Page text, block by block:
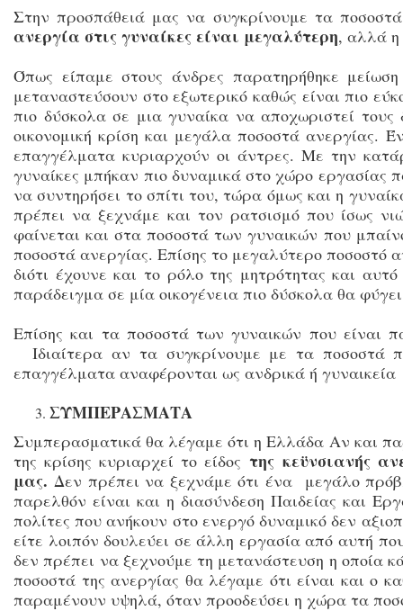
Στην προσπάθειά μας να συγκρίνουμε τα
ανεργία στις γυναίκες είναι μεγαλύτερη, αλλά
Όπως είπαμε στους άνδρες παρατηρήθηκε
μεταναστεύσουν στο εξωτερικό καθώς είναι πιο
πιο δύσκολα σε μια γυναίκα να αποχωριστεί τους
οικονομική κρίση και μεγάλα ποσοστά ανεργίας.
επαγγέλματα κυριαρχούν οι άντρες. Με την
γυναίκες μπήκαν πιο δυναμικά στο χώρο εργασίας
να συντηρήσει το σπίτι του, τώρα όμως και η
πρέπει να ξεχνάμε και τον ρατσισμό που ίσως
φαίνεται και στα ποσοστά των γυναικών που
ποσοστά ανεργίας. Επίσης το μεγαλύτερο ποσοστό
διότι έχουνε και το ρόλο της μητρότητας και
παράδειγμα σε μία οικογένεια πιο δύσκολα θα
Επίσης και τα ποσοστά των γυναικών που είναι
Ιδιαίτερα αν τα συγκρίνουμε με τα ποσοστά
επαγγέλματα αναφέρονται ως ανδρικά ή γυναικεία
ΣΥΜΠΕΡΑΣΜΑΤΑ
Συμπερασματικά θα λέγαμε ότι η Ελλάδα Αν και
της κρίσης κυριαρχεί το είδος της κεϋνσιανής
μας. Δεν πρέπει να ξεχνάμε ότι ένα μεγάλο
παρελθόν είναι και η διασύνδεση Παιδείας και
πολίτες που ανήκουν στο ενεργό δυναμικό δεν
είτε λοιπόν δουλεύει σε άλλη εργασία από αυτή
δεν πρέπει να ξεχνούμε τη μετανάστευση η οποία
ποσοστά της ανεργίας θα λέγαμε ότι είναι και ο
παραμένουν υψηλά, όταν προοδεύσει η χώρα τα